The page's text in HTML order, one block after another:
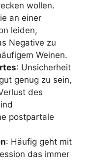
wollen.
an einer
leiden,
Negative zu
Weinen.
: Unsicherheit
genug zu sein,
des
postpartale
: Häufig geht mit
das immer